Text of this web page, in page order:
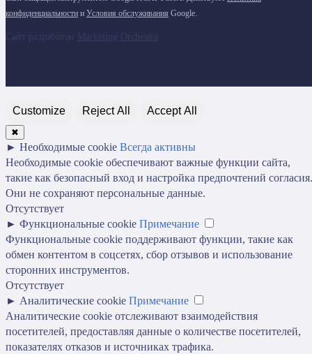
конфиденциальности и Условия обслуживания Google.
Сайт разработан Marketing Orchestra
Customize Reject All Accept All
✖
► Необходимые cookie Всегда активны
Необходимые cookie обеспечивают важные функции сайта,
такие как безопасный вход и настройка предпочтений согласия.
Они не сохраняют персональные данные.
Отсутствует
► Функциональные cookie Примечание
Функциональные cookie поддерживают функции, такие как
обмен контентом в соцсетях, сбор отзывов и использование
сторонних инструментов.
Отсутствует
► Аналитические cookie Примечание
Аналитические cookie отслеживают взаимодействия
посетителей, предоставляя данные о количестве посетителей,
показателях отказов и источниках трафика.